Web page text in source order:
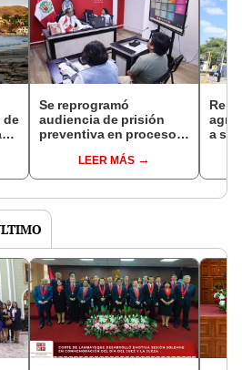
de
Se reprogramó
audiencia de prisión
preventiva en proceso
alcalde Victor Febre
LEER MÁS
a